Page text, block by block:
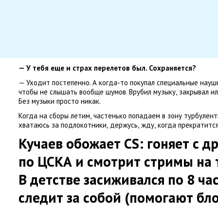
— У тебя еще и страх перелетов был. Сохраняется?
— Уходит постепенно. А когда-то покупал специальные
чтобы не слышать вообще шумов. Врубил музыку, закрывал
Без музыки просто никак.
Когда на сборы летим, частенько попадаем в зону
хватаюсь за подлокотники, держусь, жду, когда
Кучаев обожает CS: гоняет с
по ЦСКА и смотрит стримы на
В детстве засиживался по 8
следит за собой (помогают